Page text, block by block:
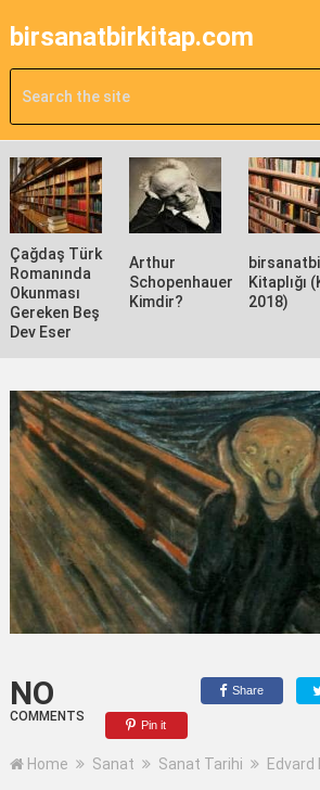
birsanatbirkitap.com
Çağdaş Türk
Romanında
Okunması
Gereken Beş
Dev Eser
Arthur
Schopenhauer
Kimdir?
Kitaplığı
2018)
NO
COMMENTS
Share
Pin it
Home Sanat Sanat Tarihi Edvard